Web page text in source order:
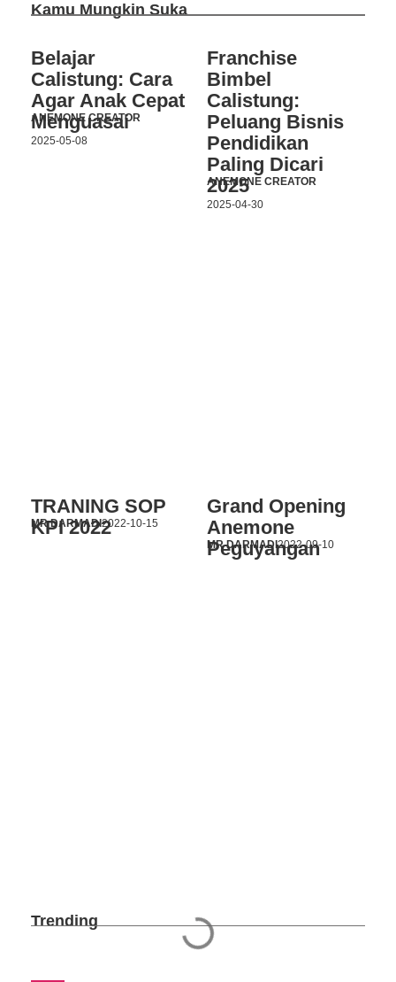
Kamu Mungkin Suka
Belajar
Calistung: Cara
Agar Anak Cepat
Menguasai
ANEMONE CREATOR
2025-05-08
Franchise
Bimbel
Calistung:
Peluang Bisnis
Pendidikan
Paling Dicari
2025
ANEMONE CREATOR
2025-04-30
TRANING SOP
KPI 2022
MR DARMADI2022-10-15
Grand Opening
Anemone
Peguyangan
MR DARMADI2022-09-10
Trending